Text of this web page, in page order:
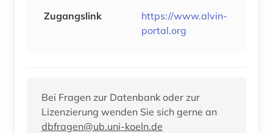
Zugangslink
https://www.alvin-
portal.org
Bei Fragen zur Datenbank oder zur
Lizenzierung wenden Sie sich gerne an
dbfragen@ub.uni-koeln.de